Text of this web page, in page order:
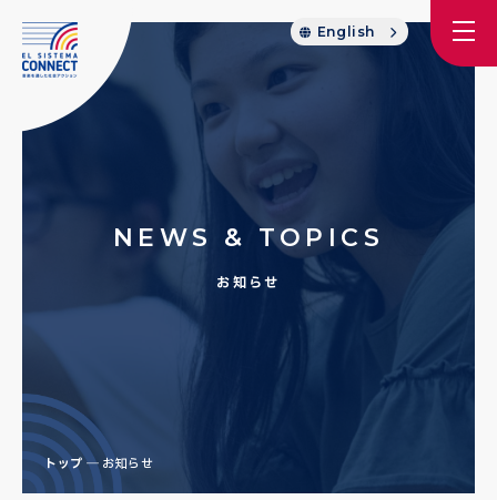
English
NEWS & TOPICS
お知らせ
トップ お知らせ